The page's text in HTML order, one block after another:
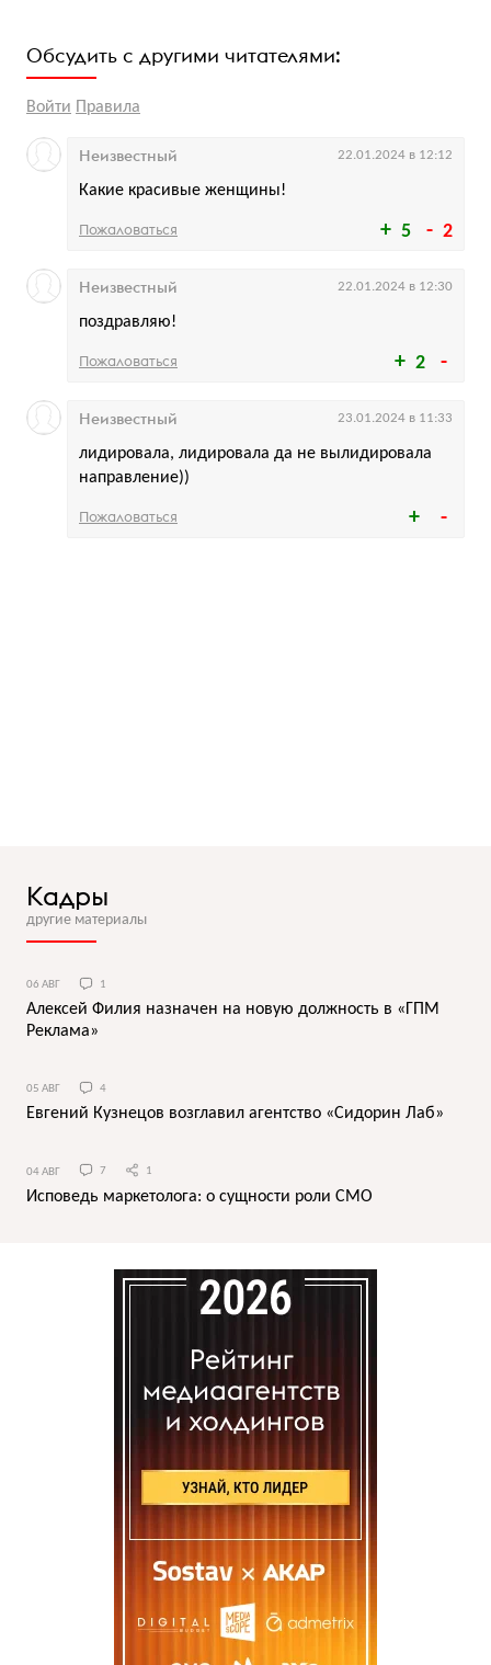
Обсудить с другими читателями:
Войти Правила
5 2
Какие красивые женщины!
Неизвестный 22.01.2024 в 12:12
Пожаловаться
2
поздравляю!
Неизвестный 22.01.2024 в 12:30
Пожаловаться
лидировала, лидировала да не вылидировала
направление))
Неизвестный 23.01.2024 в 11:33
Пожаловаться
Кадры
другие материалы
06 АВГ 1
Алексей Филия назначен на новую должность в «ГПМ
Реклама»
05 АВГ 4
Евгений Кузнецов возглавил агентство «Сидорин Лаб»
04 АВГ 7 1
Исповедь маркетолога: о сущности роли СМО